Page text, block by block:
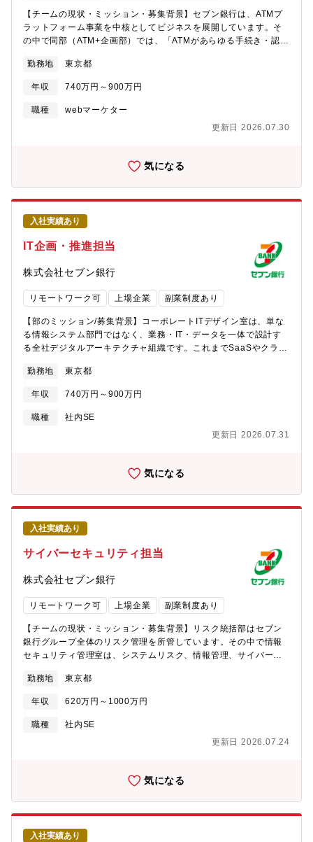
す。・オフサイトモニタリング(銀行の健全性を金融庁や日銀へ報
告)・自己査定(資産を区分し、危険度に応じて引当金を計上、自己
資本比率を算定する)等銀行ではありますが、いろいろな業界出身
の中途入社者が働いており、一般企業のような色合い（意思決定
ル＞Teams等一般的なMicrosoftのツールBloombergPrelude（金
均残業＞月平均20時間程度＜在宅勤務＞平均週2日程度（特に決ま
りはなく、一定柔軟に取得することが可能です）【身につくスキ
座も高くなります。その他業務を通じて、企画力、調整力、推進
【チームの現状・ミッション・募集背景】セブン銀行は、ATMプ
ラットフォーム事業を中核としてビジネスを展開しています。そ
の中で同部（ATM+企画部）では、「ATMがあらゆる手続き・認証
ービス「+Connect」を開発・提供しATMプラットフォーム事業の
さらなる成長・発展を担っています。お客さまにはコンビニATM
という身近で・簡単・便利なチャネル提供を、事業者さまにはお
客さまとの接点強化や業務合理化のご支援により、「あったらい
り多くのお客さまにご利用いただくために、toBリード獲得の領域
両方の業務をご担当いただきます。① 新規サービスの採用企業獲
得に向けたリード獲得業務② 既にサービスを採用いただいている
企業とともに、サービス認知・利用を向上させる宣伝・販促業務
入社後は約1ヶ月、同社事業、本プロジェクト、個別案件や役割分
担などナレッジシェアを実施しつつ、OJTと共に実際に業務に従
事いただきます。【「＋Connect」について】
https://www.sevenbank.co.jp/oos/adv/tmp_255.html■取り扱い
サービス例・ATM窓口：取引先金融機関のエンドユーザーがATM
上でのお客様の住所変更や電話番号変更、口座開設等の手続きが
できるサービス・ATMお知らせ：エンドユーザーが入出金を行う
際に、ATMの操作画面に広告を出せるサービス（例：銀行からの
ご案内 等）【使用ツール】コミュニケーションツールは主に
Teamsを利用しています。また社内外のアウトプット作成は主に
PowerPoint、Excelとなります。 【働き方】■残業時間：月平均
20～30時間程（採用企業のサービスインのタイミング等繁忙期が
約50％（個人でバラつきあり） 【組織構成】ATM+企画部 - マー
ーディング・カスタマーサクセス・プロモーション） ※本求人
ポジション - サービス企画グループ（サービス開発） - サービス
年齢は30代後半となります。マーケット推進グループは、グルー
勤務地 東京都
年収 740万円～900万円
職種
webマーケター
更新日 2026.07.30
気になる
入社実績あり
IT企画・推進担当
株式会社セブン銀行
リモートワーク可 上場企業 副業制度あり
【部のミッション/募集背景】コーポレートITデザイン室は、単な
る情報システム部門ではなく、業務・IT・データを一体で設計す
る全社デジタルアーキテクチャ組織です。これまでSaaSやクラウ
拡大など環境変化も踏まえ、現在は基盤の活用による業務改革の
深化と経営成果への還元を推進するフェーズに移行しています。
大規模システム群を抱える組織ではありませんが、一人ひとりの
担当領域が広く、企画から導入・定着まで一貫して関われる点が
推進を担う人材を募集しています。【職務内容】担当領域におけ
いただきます。関連各部および開発パートナーと協働しながら推
進します。■主な業務・全社コーポレートITアーキテクチャの企
画・高度化・イントラ業務基盤（PC・サーバ・ネットワーク・
M365等）の設計・改善・RPA・AIエージェント等の導入および業
務変革推進・ローコード開発の活用促進およびガバナンス設計・
SaaS導入・連携設計、データ活用基盤の整備・関係部門・ベンダ
ーとの調整・優先順位付け■具体テーマ例・M365 / Copilot を活
用した業務変革・Boxを中核とした全社情報基盤の再整備・会計・
人事領域を含むSaaS連携設計・生成AIを前提とした業務プロセス
の再設計■ポジションの特徴・設計組織：システム導入だけでな
く、業務とITの構造設計を担う・全社スコープ：部門最適ではな
く、全社最適の観点で意思決定・裁量【チーム構成】セブン・ラ
ボ部-事業開発グループ-CX推進グループ-コーポレートITデザイン
室 ※本求人ポジションセブン・ラボ部 コーポレートITデザイン
室には、グループ長を除き社員12名が所属しております。兼務を
ステムを担当しています。【働き方】平均残業時間：月20～30時
間 8:45～17:30一番早い就業時間7:00～ 一番遅い就業時間
11:30～※業務により取得可能なスライド時間が異なります。詳し
勤務地 東京都
年収 740万円～900万円
職種
社内SE
更新日 2026.07.31
気になる
入社実績あり
サイバーセキュリティ担当
株式会社セブン銀行
リモートワーク可 上場企業 副業制度あり
【チームの現状・ミッション・募集背景】リスク統括部はセブン
銀行グループ全体のリスク管理を所管しています。その中で情報
セキュリティ管理室は、システムリスク、情報管理、サイバーセ
ブン銀行グループの事業を支えています。サイバー攻撃が複雑化
する外部環境や、新規サービス増加や新技術活用推進等による内
部環境変化を踏まえ、セブン銀行グループ全体のサイバーセキュ
リティ管理態勢の高度化を実現するため体制増強が必要となり、
します。【業務内容】・社内サイバーセキュリティを束ねる部門
営企画部門等とのディスカッションとその推進や、IT本部内の各
部やリスク管理部門との調整・推進などをご担当いただきま
す。・セキュリティインシデント発生時は、IT本部の各部やリス
ク管理部門/業務部門と連携し、対応にあたっていただきます。＜
詳細＞サイバーセキュリティに関する犯罪や攻撃についてのリス
勤務地 東京都
年収 620万円～1000万円
職種
社内SE
更新日 2026.07.24
気になる
入社実績あり